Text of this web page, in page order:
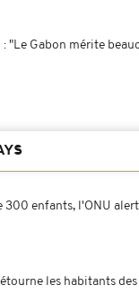
: "Le Gabon mérite
300 enfants, l'ONU
les habitants